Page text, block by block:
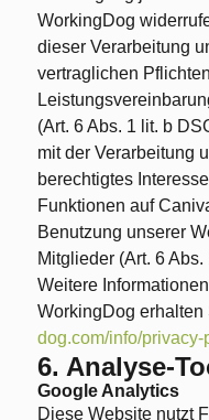
WorkingDog
dieser Verarbeitung
vertraglichen
(Art. 6 Abs. 1 lit. b
mit der Verarbeitung
berechtigtes
Funktionen auf
Benutzung unserer
Mitglieder (Art. 6
Weitere
WorkingDog erhalten
dog.com/info/privacy-
6. Analyse-
Google Analytics
Diese Website nutzt